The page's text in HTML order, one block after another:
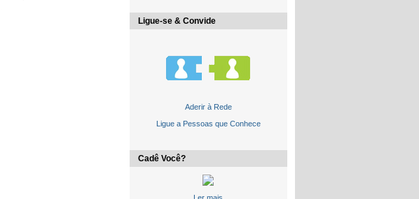
Ligue-se & Convide
Aderir à Rede
Ligue a Pessoas que Conhece
Cadê Você?